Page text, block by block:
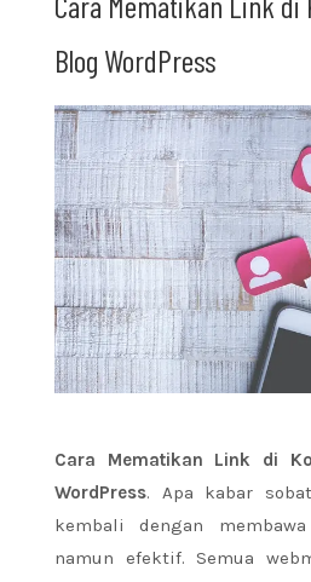
Blog WordPress
Cara Mematikan Link di
WordPress. Apa kabar
kembali dengan
namun efektif. Semua